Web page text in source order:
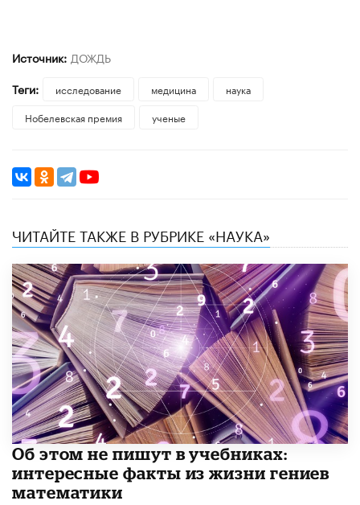
Источник: ДОЖДЬ
Теги:
исследование медицина
наука
Нобелевская премия
ученые
ЧИТАЙТЕ ТАКЖЕ В РУБРИКЕ «НАУКА»
Об этом не пишут в учебниках:
интересные факты из жизни гениев
математики